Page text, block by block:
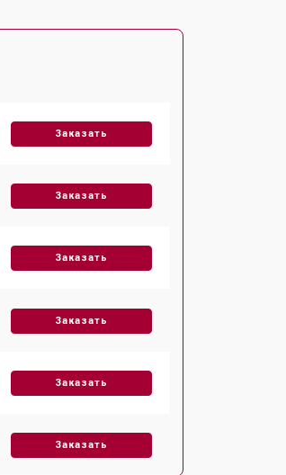
Заказать
Заказать
Заказать
Заказать
Заказать
Заказать